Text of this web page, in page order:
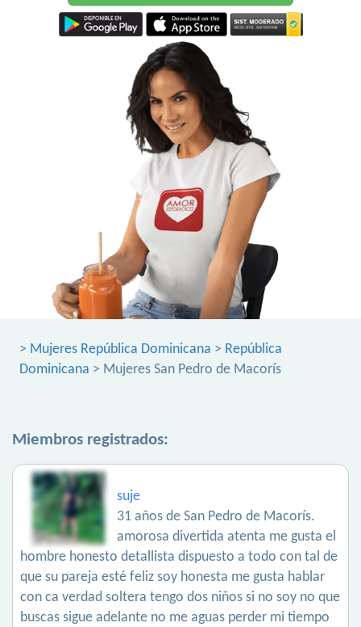
> Mujeres República Dominicana > República
Dominicana > Mujeres San Pedro de Macorís
Miembros registrados:
suje
31 años de San Pedro de Macorís.
amorosa divertida atenta me gusta el
hombre honesto detallista dispuesto a todo con tal de
que su pareja esté feliz soy honesta me gusta hablar
con ca verdad soltera tengo dos niños si no soy no que
buscas sigue adelante no me aguas perder mi tiempo